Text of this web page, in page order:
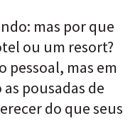
mas por que
ou um resort?
pessoal, mas em
pousadas de
do que seus